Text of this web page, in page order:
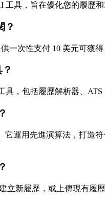
工具，旨在優化您的履
？
一次性支付 10 美元可獲
具，包括履歷解析器、
運用先進演算法，打造
立新履歷，或上傳現有履